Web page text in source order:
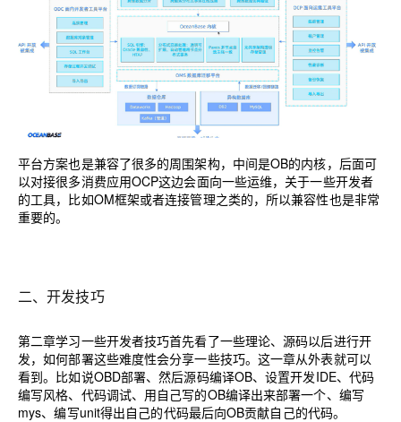
平台方案也是兼容了很多的周围架构，中间是OB的内核，后面可
以对接很多消费应用OCP这边会面向一些运维，关于一些开发者
的工具，比如OM框架或者连接管理之类的，所以兼容性也是非常
重要的。
二、开发技巧
第二章学习一些开发者技巧首先看了一些理论、源码以后进行开
发，如何部署这些难度性会分享一些技巧。这一章从外表就可以
看到。比如说OBD部署、然后源码编译OB、设置开发IDE、代码
编写风格、代码调试、用自己写的OB编译出来部署一个、编写
mys、编写unit得出自己的代码最后向OB贡献自己的代码。